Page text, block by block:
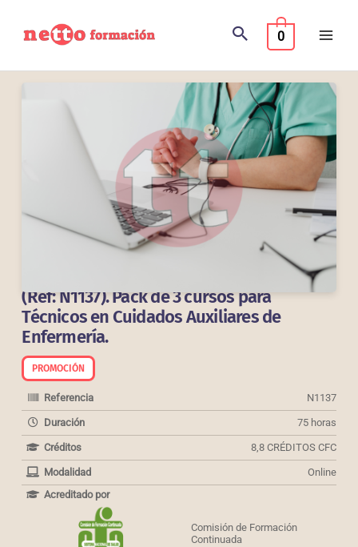
contenido
0
(Ref: N1137). Pack de 3 cursos para
Técnicos en Cuidados Auxiliares de
Enfermería.
PROMOCIÓN
Referencia N1137
Duración 75 horas
Créditos 8,8 CRÉDITOS CFC
Modalidad
Online
Acreditado por
Comisión de Formación
Continuada